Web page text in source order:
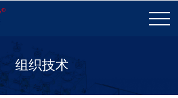
组织技术